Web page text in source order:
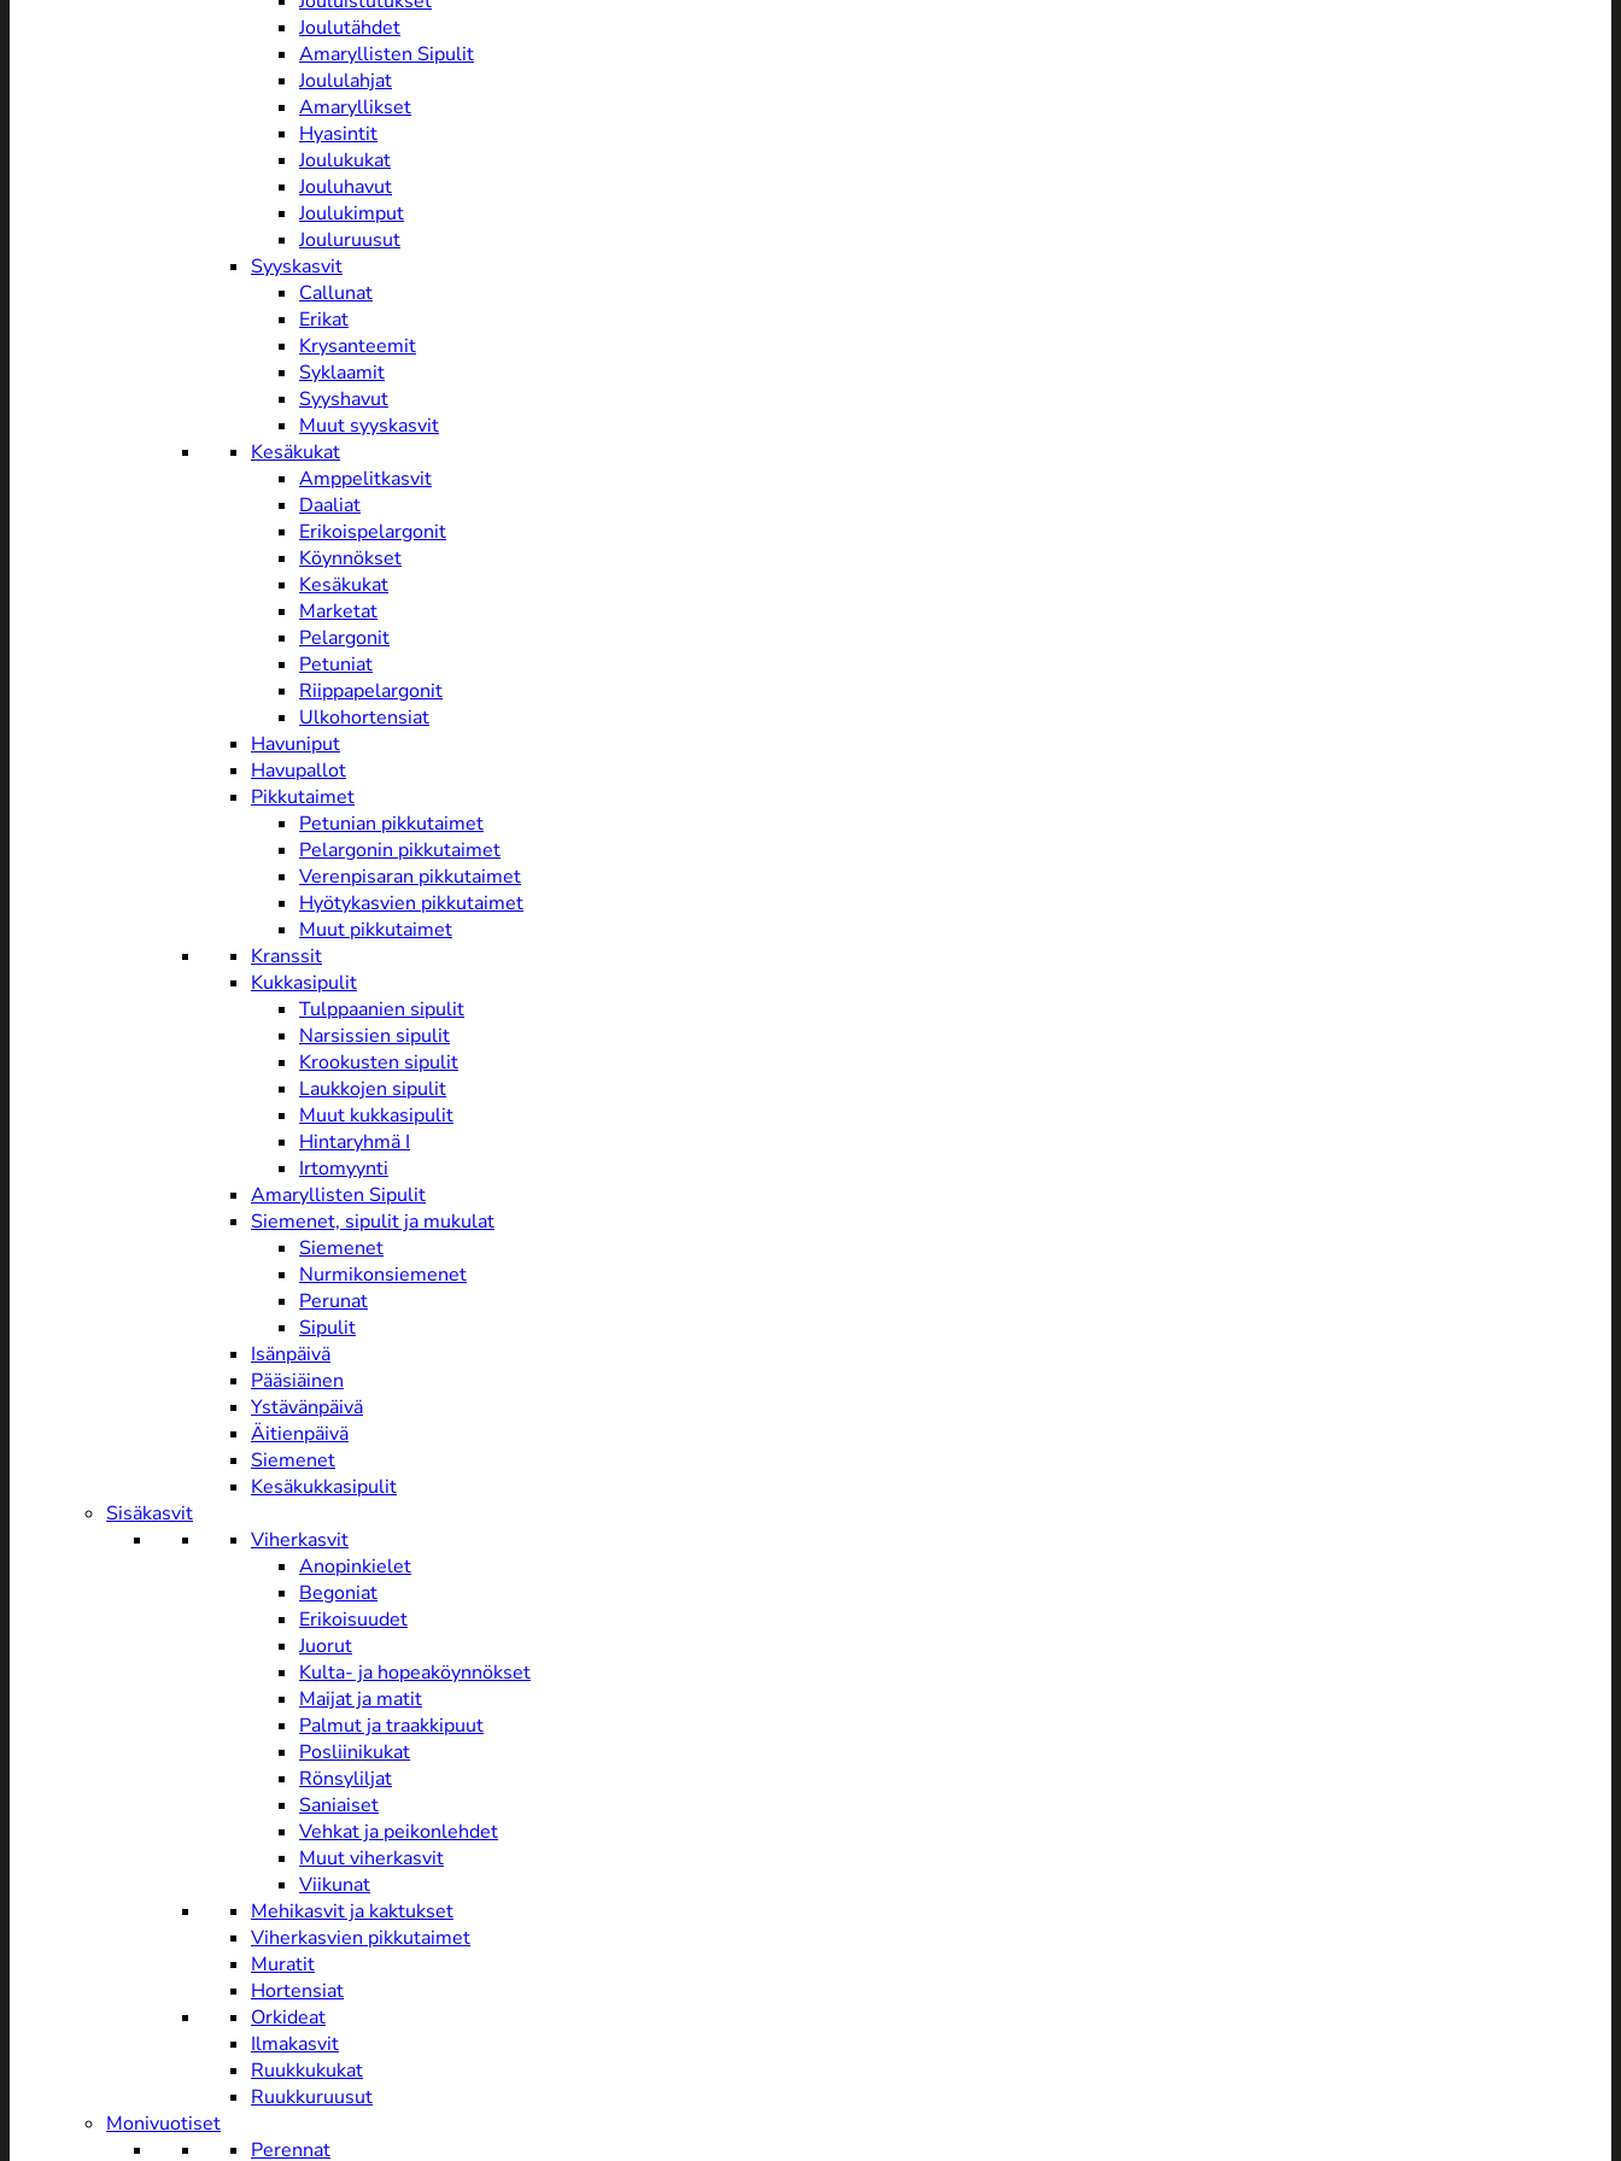
Joulutähdet
Amaryllisten Sipulit
Joululahjat
Amaryllikset
Hyasintit
Joulukukat
Jouluhavut
Joulukimput
Jouluruusut
Syyskasvit
Callunat
Erikat
Krysanteemit
Syklaamit
Syyshavut
Muut syyskasvit
Kesäkukat
Amppelitkasvit
Daaliat
Erikoispelargonit
Köynnökset
Kesäkukat
Marketat
Pelargonit
Petuniat
Riippapelargonit
Ulkohortensiat
Havuniput
Havupallot
Pikkutaimet
Petunian pikkutaimet
Pelargonin pikkutaimet
Verenpisaran pikkutaimet
Hyötykasvien pikkutaimet
Muut pikkutaimet
Kranssit
Kukkasipulit
Tulppaanien sipulit
Narsissien sipulit
Krookusten sipulit
Laukkojen sipulit
Muut kukkasipulit
Hintaryhmä I
Irtomyynti
Amaryllisten Sipulit
Siemenet, sipulit ja mukulat
Siemenet
Nurmikonsiemenet
Perunat
Sipulit
Isänpäivä
Pääsiäinen
Ystävänpäivä
Äitienpäivä
Siemenet
Kesäkukkasipulit
Sisäkasvit
Viherkasvit
Anopinkielet
Begoniat
Erikoisuudet
Juorut
Kulta- ja hopeaköynnökset
Maijat ja matit
Palmut ja traakkipuut
Posliinikukat
Rönsyliljat
Saniaiset
Vehkat ja peikonlehdet
Muut viherkasvit
Viikunat
Mehikasvit ja kaktukset
Viherkasvien pikkutaimet
Muratit
Hortensiat
Orkideat
Ilmakasvit
Ruukkukukat
Ruukkuruusut
Monivuotiset
Perennat